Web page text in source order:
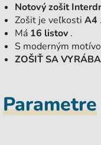
Notový zošit
Zošit je veľkosti A4 .
Má 16 listov .
S moderným
ZOŠIŤ SA
Parametre